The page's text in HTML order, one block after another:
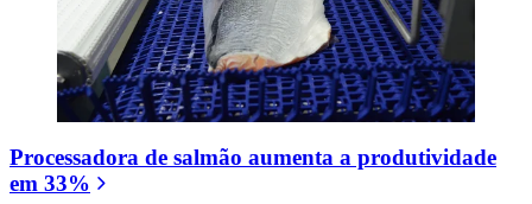
Processadora de salmão aumenta a produtividade
em 33%